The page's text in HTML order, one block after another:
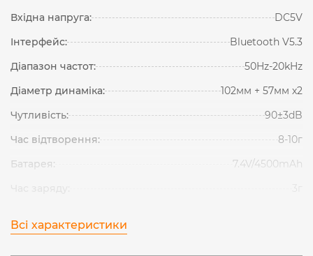
Вхідна напруга:
DC5V
Інтерфейс:
Bluetooth V5.3
Діапазон частот:
50Hz-20kHz
Діаметр динаміка:
102мм + 57мм х2
Чутливість:
90±3dB
Час відтворення:
8-10г
Батарея:
7.4V/4500mAh
Всі характеристики